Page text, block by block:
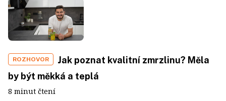
ROZHOVOR
Jak poznat kvalitní zmrzlinu? Měla
by být měkká a teplá
8 minut čtení